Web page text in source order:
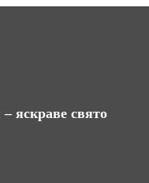
яскраве свято